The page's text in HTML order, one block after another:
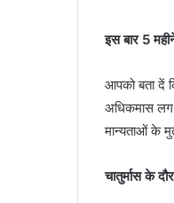
इस बार 5
आपको बता दें
अधिकमास लग
मान्यताओं के
चातुर्मास के